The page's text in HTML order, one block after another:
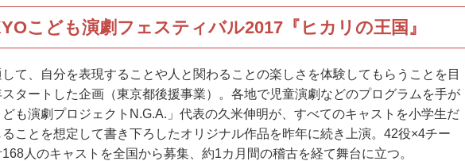
こども演劇フェスティバル2017『ヒカリの王国』
て、自分を表現することや人と関わることの楽しさを体験してもらうことを目
タートした企画（東京都後援事業）。各地で児童演劇などのプログラムを手が
も演劇プロジェクトN.G.A.」代表の久米伸明が、すべてのキャストを小学生だ
ことを想定して書き下ろしたオリジナル作品を昨年に続き上演。42役×4チー
168人のキャストを全国から募集、約1カ月間の稽古を経て舞台に立つ。